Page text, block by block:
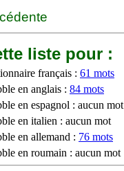
liste pour :
français : 61 mots
en anglais : 84 mots
en espagnol : aucun mot
en italien : aucun mot
en allemand : 76 mots
en roumain : aucun mot